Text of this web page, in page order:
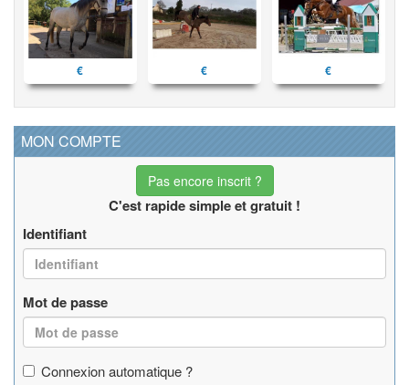
€ € €
MON COMPTE
Pas encore inscrit ?
C'est rapide simple et gratuit !
Identifiant
Mot de passe
Connexion automatique ?